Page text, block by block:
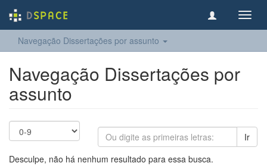
Navegação Dissertações por assunto
Navegação Dissertações por
assunto
Ir
Desculpe, não há nenhum resultado para essa busca.